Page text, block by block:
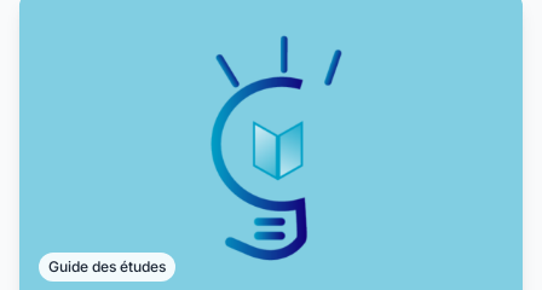
Guide des études